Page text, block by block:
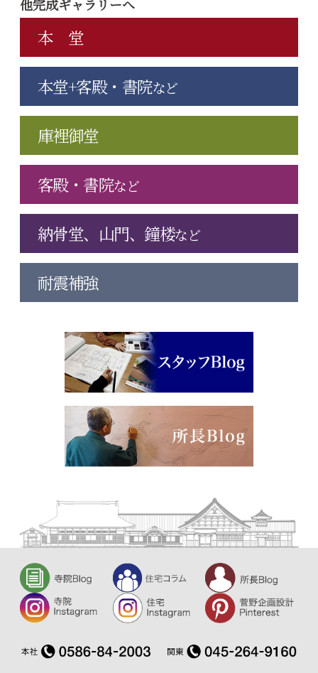
他完成ギャラリーへ
本 堂
本堂+客殿・書院など
庫裡御堂
客殿・書院など
納骨堂、山門、鐘楼など
耐震補強